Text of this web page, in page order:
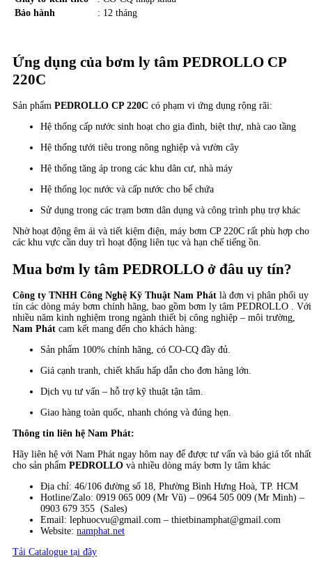
Bảo hành
: 12 tháng
Ứng dụng của bơm ly tâm PEDROLLO CP
220C
Sản phẩm PEDROLLO CP 220C có phạm vi ứng dụng rộng rãi:
Hệ thống cấp nước sinh hoạt cho gia đình, biệt thự, nhà cao tầng
Hệ thống tưới tiêu trong nông nghiệp và vườn cây
Hệ thống tăng áp trong các khu dân cư, nhà máy
Hệ thống lọc nước và cấp nước cho bể chứa
Sử dụng trong các trạm bơm dân dụng và công trình phụ trợ khác
Nhờ hoạt động êm ái và tiết kiệm điện, máy bơm CP 220C rất phù hợp cho
các khu vực cần duy trì hoạt động liên tục và hạn chế tiếng ồn.
Mua bơm ly tâm PEDROLLO ở đâu uy tín?
Công ty TNHH Công Nghệ Kỹ Thuật Nam Phát là đơn vị phân phối uy
tín các dòng máy bơm chính hãng, bao gồm bơm ly tâm PEDROLLO . Với
nhiều năm kinh nghiệm trong ngành thiết bị công nghiệp – môi trường,
Nam Phát cam kết mang đến cho khách hàng:
Sản phẩm 100% chính hãng, có CO-CQ đầy đủ.
Giá cạnh tranh, chiết khấu hấp dẫn cho đơn hàng lớn.
Dịch vụ tư vấn – hỗ trợ kỹ thuật tận tâm.
Giao hàng toàn quốc, nhanh chóng và đúng hẹn.
Thông tin liên hệ Nam Phát:
Hãy liên hệ với Nam Phát ngay hôm nay để được tư vấn và báo giá tốt nhất
cho sản phẩm PEDROLLO và nhiều dòng máy bơm ly tâm khác
Địa chỉ: 46/106 đường số 18, Phường Bình Hưng Hoà, TP. HCM
Hotline/Zalo: 0919 065 009 (Mr Vũ) – 0964 505 009 (Mr Minh) –
0903 679 355 (Sales)
Email: lephuocvu@gmail.com – thietbinamphat@gmail.com
Website: namphat.net
Tải Catalogue tại đây